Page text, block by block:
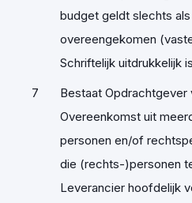
budget geldt slechts
overeengekomen
Schriftelijk uitdrukkelijk
Bestaat Opdrachtgever
Overeenkomst uit
personen en/of
die (rechts-)personen
Leverancier hoofdelijk